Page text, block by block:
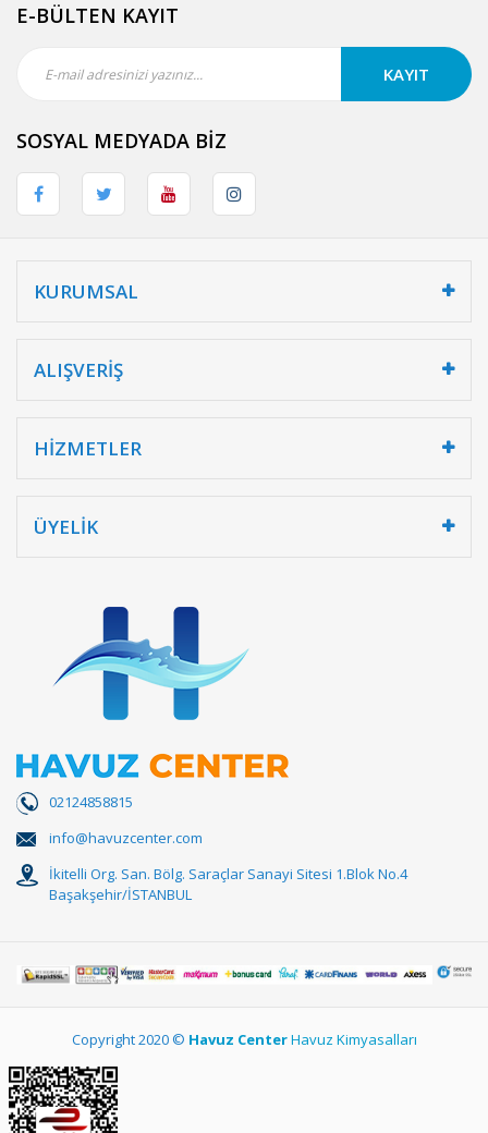
E-BÜLTEN KAYIT
KAYIT
SOSYAL MEDYADA BİZ
KURUMSAL
ALIŞVERİŞ
HİZMETLER
ÜYELİK
02124858815
info@havuzcenter.com
İkitelli Org. San. Bölg. Saraçlar Sanayi Sitesi 1.Blok No.4
Başakşehir/İSTANBUL
Copyright 2020 © Havuz CenterHavuz Kimyasalları